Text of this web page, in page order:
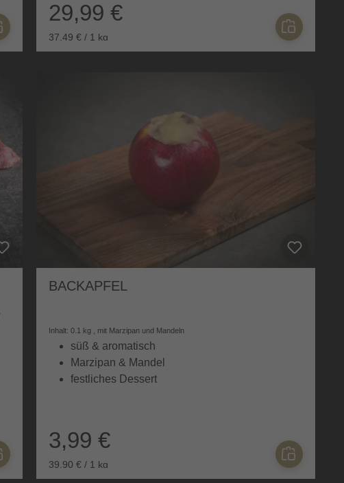
29,99 €
37,49 € / 1 kg
BACKAPFEL
Inhalt: 0.1 kg , mit Marzipan und Mandeln
süß & aromatisch
Marzipan & Mandel
festliches Dessert
3,99 €
39,90 € / 1 kg